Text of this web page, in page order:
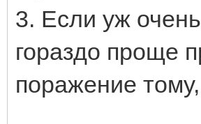
3. Если уж
гораздо проще
поражение